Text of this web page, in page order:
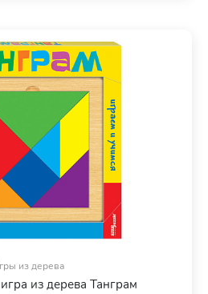
из дерева
из дерева Танграм